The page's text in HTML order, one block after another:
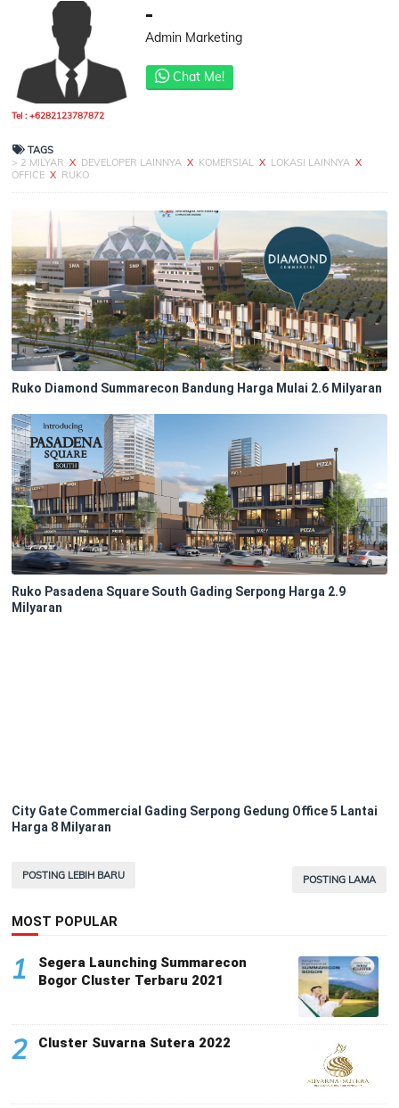
Tel : +6282123787872
-
Admin Marketing
Chat Me!
TAGS
> 2 MILYAR X DEVELOPER LAINNYA X KOMERSIAL X LOKASI LAINNYA X
OFFICE X RUKO
Ruko Diamond Summarecon Bandung Harga Mulai 2.6 Milyaran
Ruko Pasadena Square South Gading Serpong Harga 2.9
Milyaran
City Gate Commercial Gading Serpong Gedung Office 5 Lantai
Harga 8 Milyaran
POSTING LEBIH BARU POSTING LAMA
MOST POPULAR
1
Segera Launching Summarecon
Bogor Cluster Terbaru 2021
2 Cluster Suvarna Sutera 2022